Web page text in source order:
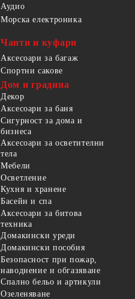
Аудио
Морска електроника
Чанти и куфари
Аксесоари за багаж
Спортни сакове
Дом и градина
Декор
Аксесоари за баня
Сигурност за дома и
бизнеса
Аксесоари за осветителни
тела
Мебели
Осветление
Кухня и хранене
Басейн и спа
Аксесоари за битова
техника
Домакински уреди
Домакински пособия
Безопасност при пожар,
наводнение и обгазяване
Спално бельо и артикули
Озеленяване